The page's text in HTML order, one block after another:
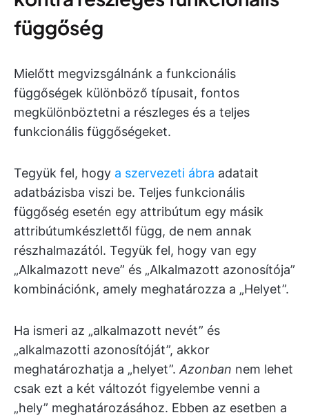
függőség
Mielőtt megvizsgálnánk a funkcionális
függőségek különböző típusait, fontos
megkülönböztetni a részleges és a teljes
funkcionális függőségeket.
Tegyük fel, hogy a szervezeti ábra adatait
adatbázisba viszi be. Teljes funkcionális
függőség esetén egy attribútum egy másik
attribútumkészlettől függ, de nem annak
részhalmazától. Tegyük fel, hogy van egy
„Alkalmazott neve” és „Alkalmazott azonosítója”
kombinációnk, amely meghatározza a „Helyet”.
Ha ismeri az „alkalmazott nevét” és
„alkalmazotti azonosítóját”, akkor
meghatározhatja a „helyet”. Azonban nem lehet
csak ezt a két változót figyelembe venni a
„hely” meghatározásához. Ebben az esetben a